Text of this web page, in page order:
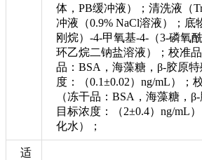
体，PB缓冲液）；清洗液（
冲液（0.9% NaCl溶液）；底
刚烷）-4-甲氧基-4-（3-磷氧
环乙烷二钠盐溶液）；校准
品：BSA，海藻糖，β-胶原
度：（0.1±0.02）ng/mL）；
（冻干品：BSA，海藻糖，
目标浓度：（2±0.4）ng/mL
化水）；
适